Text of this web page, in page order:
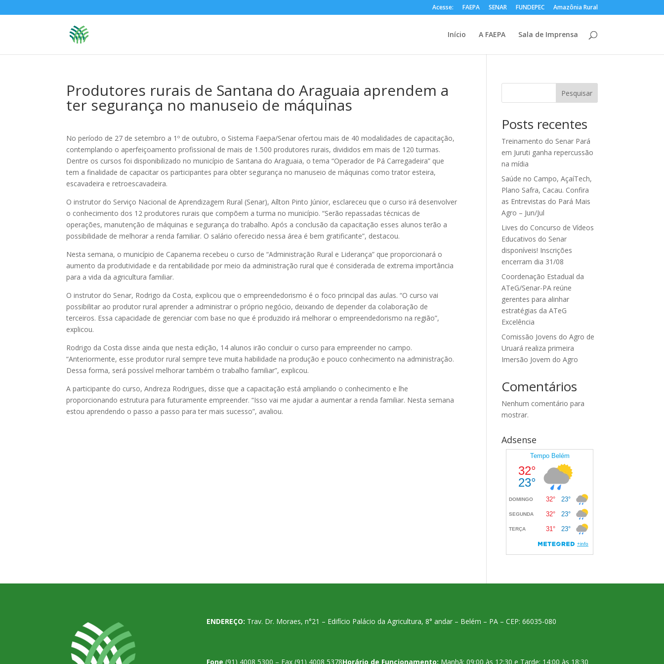
Acesse: FAEPA SENAR FUNDEPEC Amazônia Rural
Início A FAEPA Sala de Imprensa
Produtores rurais de Santana do Araguaia aprendem a
ter segurança no manuseio de máquinas
No período de 27 de setembro a 1º de outubro, o Sistema Faepa/Senar ofertou mais de 40 modalidades de capacitação,
contemplando o aperfeiçoamento profissional de mais de 1.500 produtores rurais, divididos em mais de 120 turmas.
Dentre os cursos foi disponibilizado no município de Santana do Araguaia, o tema “Operador de Pá Carregadeira” que
tem a finalidade de capacitar os participantes para obter segurança no manuseio de máquinas como trator esteira,
escavadeira e retroescavadeira.
O instrutor do Serviço Nacional de Aprendizagem Rural (Senar), Aílton Pinto Júnior, esclareceu que o curso irá desenvolver
o conhecimento dos 12 produtores rurais que compõem a turma no município. “Serão repassadas técnicas de
operações, manutenção de máquinas e segurança do trabalho. Após a conclusão da capacitação esses alunos terão a
possibilidade de melhorar a renda familiar. O salário oferecido nessa área é bem gratificante”, destacou.
Nesta semana, o município de Capanema recebeu o curso de “Administração Rural e Liderança” que proporcionará o
aumento da produtividade e da rentabilidade por meio da administração rural que é considerada de extrema importância
para a vida da agricultura familiar.
O instrutor do Senar, Rodrigo da Costa, explicou que o empreendedorismo é o foco principal das aulas. “O curso vai
possibilitar ao produtor rural aprender a administrar o próprio negócio, deixando de depender da colaboração de
terceiros. Essa capacidade de gerenciar com base no que é produzido irá melhorar o empreendedorismo na região”,
explicou.
Rodrigo da Costa disse ainda que nesta edição, 14 alunos irão concluir o curso para empreender no campo.
“Anteriormente, esse produtor rural sempre teve muita habilidade na produção e pouco conhecimento na administração.
Dessa forma, será possível melhorar também o trabalho familiar”, explicou.
A participante do curso, Andreza Rodrigues, disse que a capacitação está ampliando o conhecimento e lhe
proporcionando estrutura para futuramente empreender. “Isso vai me ajudar a aumentar a renda familiar. Nesta semana
estou aprendendo o passo a passo para ter mais sucesso”, avaliou.
Pesquisar
Posts recentes
Treinamento do Senar Pará
em Juruti ganha repercussão
na mídia
Saúde no Campo, AçaíTech,
Plano Safra, Cacau. Confira
as Entrevistas do Pará Mais
Agro – Jun/Jul
Lives do Concurso de Vídeos
Educativos do Senar
disponíveis! Inscrições
encerram dia 31/08
Coordenação Estadual da
ATeG/Senar-PA reúne
gerentes para alinhar
estratégias da ATeG
Excelência
Comissão Jovens do Agro de
Uruará realiza primeira
Imersão Jovem do Agro
Comentários
Nenhum comentário para
mostrar.
Adsense
ENDEREÇO: Trav. Dr. Moraes, n°21 – Edifício Palácio da Agricultura, 8° andar – Belém – PA – CEP: 66035-080
Fone (91) 4008 5300 – Fax (91) 4008 5378Horário de Funcionamento: Manhã: 09:00 às 12:30 e Tarde: 14:00 às 18:30